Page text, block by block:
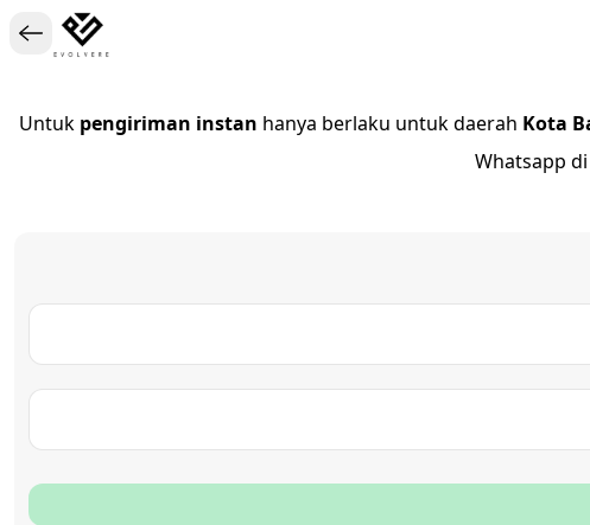
Untuk pengiriman instan hanya berlaku untuk daerah Kota
Whatsapp